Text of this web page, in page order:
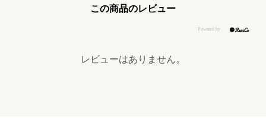
この商品のレビュー
レビューはありません。